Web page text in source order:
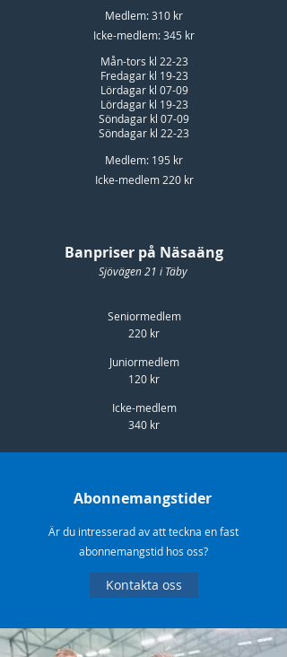
Medlem: 310 kr
Icke-medlem: 345 kr
Mån-tors kl 22-23
Fredagar kl 19-23
Lördagar kl 07-09
Lördagar kl 19-23
Söndagar kl 07-09
Söndagar kl 22-23
Medlem: 195 kr
Icke-medlem 220 kr
Banpriser på Näsaäng
Sjövägen 21 i Täby
Seniormedlem
220 kr
Juniormedlem
120 kr
Icke-medlem
340 kr
Abonnemangstider
Är du intresserad av att teckna en fast
abonnemangstid hos oss?
Kontakta oss